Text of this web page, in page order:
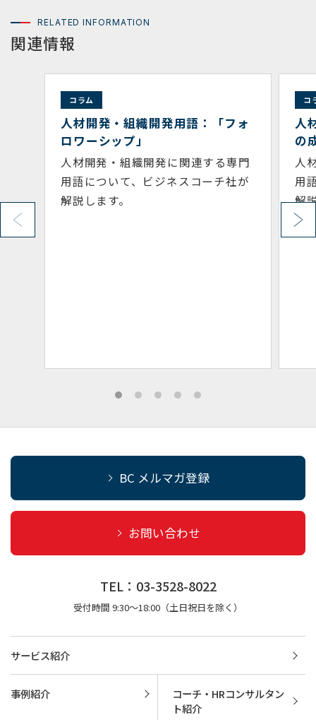
RELATED INFORMATION
関連情報
コラム
人材開発・組織開発用語：「組織
の成功循環モデル」
人材開発・組織開発に関連する専門
用語について、ビジネスコーチ社が
解説します。
BC メルマガ登録
お問い合わせ
TEL：03-3528-8022
受付時間 9:30～18:00（土日祝日を除く）
サービス紹介
事例紹介
コーチ・HRコンサルタン
ト紹介